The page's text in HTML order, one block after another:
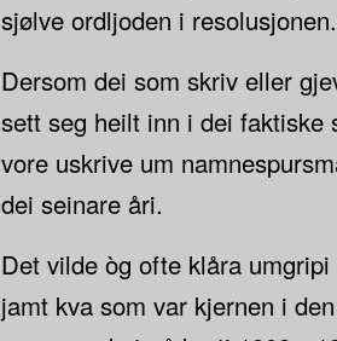
sjølve ordljoden i resolusjonen.
Dersom dei som skriv eller
sett seg heilt inn i dei faktiske
vore uskrive um
dei seinare åri.
Det vilde òg ofte klåra
jamt kva som var kjernen i